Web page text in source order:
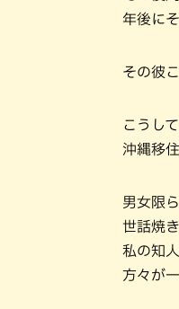
年後に
その彼
こうし
沖縄移
男女限
世話焼
私の知
方々が